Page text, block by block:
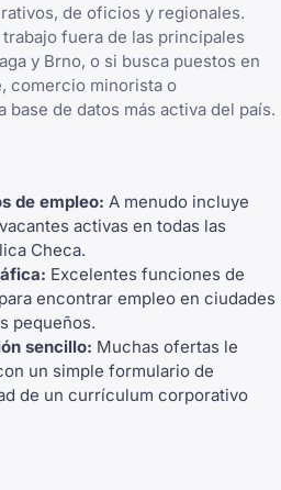
de oficios y regionales.
fuera de las principales
y Brno, o si busca puestos en
comercio minorista o
base de datos más activa del país.
de empleo: A menudo incluye
activas en todas las
Checa.
Excelentes funciones de
encontrar empleo en ciudades
pequeños.
sencillo: Muchas ofertas le
un simple formulario de
de un currículum corporativo